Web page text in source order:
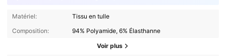
Matériel:
Tissu en tulle
Composition:
94% Polyamide, 6% Élasthanne
Voir plus